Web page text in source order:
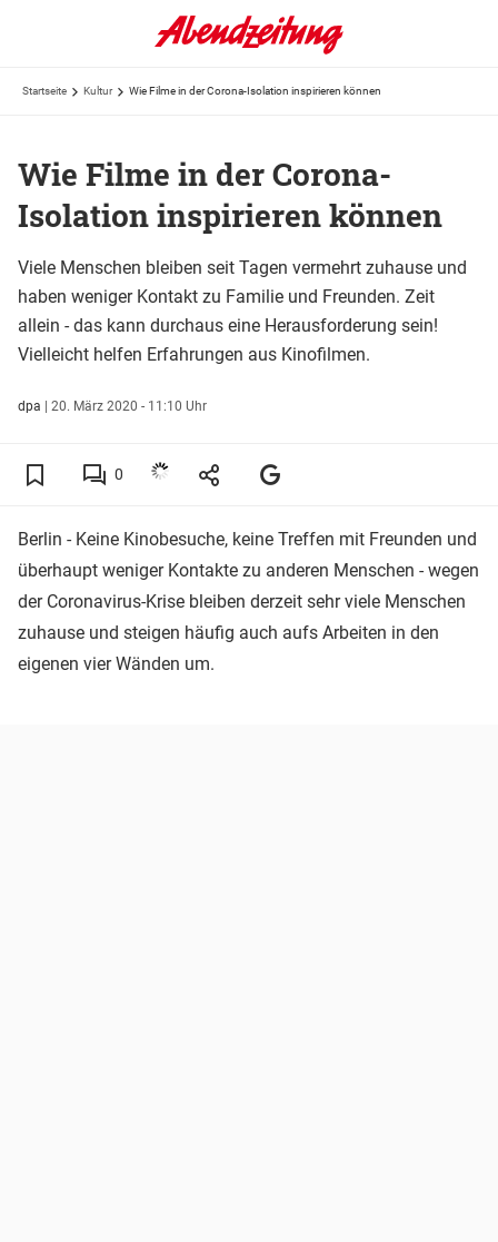
Startseite Kultur Wie Filme in der Corona-Isolation inspirieren können
Wie Filme in der Corona-
Isolation inspirieren können
Viele Menschen bleiben seit Tagen vermehrt zuhause und
haben weniger Kontakt zu Familie und Freunden. Zeit
allein - das kann durchaus eine Herausforderung sein!
Vielleicht helfen Erfahrungen aus Kinofilmen.
dpa | 20. März 2020 - 11:10 Uhr
0
Berlin - Keine Kinobesuche, keine Treffen mit Freunden und
überhaupt weniger Kontakte zu anderen Menschen - wegen
der Coronavirus-Krise bleiben derzeit sehr viele Menschen
zuhause und steigen häufig auch aufs Arbeiten in den
eigenen vier Wänden um.